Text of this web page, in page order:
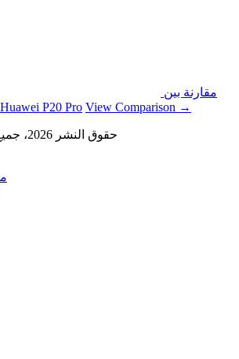
مقارنة بين
Huawei P20 و Huawei P20 Pro View Comparison →